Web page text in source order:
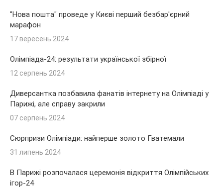
"Нова пошта" проведе у Києві перший безбар'єрний
марафон
17 вересень 2024
Олімпіада-24: результати української збірної
12 серпень 2024
Диверсантка позбавила фанатів інтернету на Олімпіаді у
Парижі, але справу закрили
07 серпень 2024
Сюрпризи Олімпіади: найперше золото Гватемали
31 липень 2024
В Парижі розпочалася церемонія відкриття Олімпійських
ігор-24